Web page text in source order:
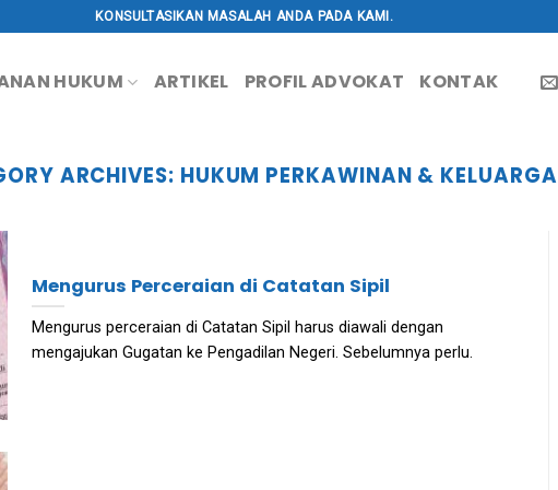
KONSULTASIKAN MASALAH ANDA PADA KAMI.
HUKUM ARTIKEL PROFIL ADVOKAT KONTAK
ARCHIVES: HUKUM PERKAWINAN & KELUARGA
Mengurus Perceraian di Catatan Sipil
Mengurus perceraian di Catatan Sipil harus diawali dengan
mengajukan Gugatan ke Pengadilan Negeri. Sebelumnya perlu.